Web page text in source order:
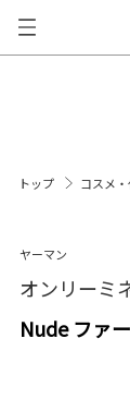
トップ コスメ
ヤーマン
オンリーミ
Nude ファ